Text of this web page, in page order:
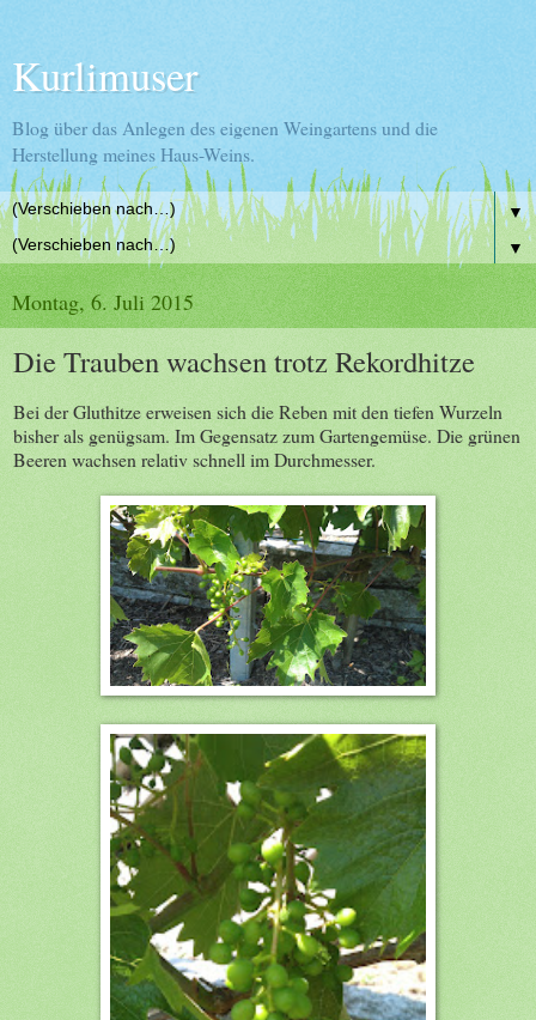
Kurlimuser
Blog über das Anlegen des eigenen Weingartens und die
Herstellung meines Haus-Weins.
▼
▼
Montag, 6. Juli 2015
Die Trauben wachsen trotz Rekordhitze
Bei der Gluthitze erweisen sich die Reben mit den tiefen Wurzeln
bisher als genügsam. Im Gegensatz zum Gartengemüse. Die grünen
Beeren wachsen relativ schnell im Durchmesser.